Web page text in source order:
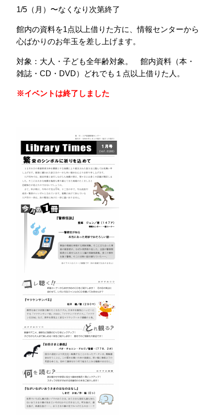
1/5（月）〜なくなり次第終了
館内の資料を1点以上借りた方に、情報センターから
心ばかりのお年玉を差し上げます。
対象： 大人・子ども全年齢対象。 館内資料（本・
雑誌・ CD ・ DVD）どれでも１点以上借りた人。
※イベントは終了しました